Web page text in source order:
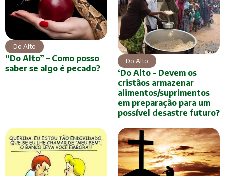
Do Alto
“Do Alto” – Como posso
saber se algo é pecado?
Do Alto
‘Do Alto – Devem os
cristãos armazenar
alimentos/suprimentos
em preparação para um
possível desastre futuro?